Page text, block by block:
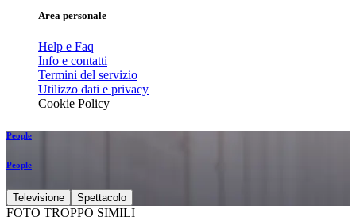
Area personale
Help e Faq
Info e contatti
Termini del servizio
Utilizzo dati e privacy
Cookie Policy
People
People
Televisione Spettacolo
FOTO TROPPO SIMILI